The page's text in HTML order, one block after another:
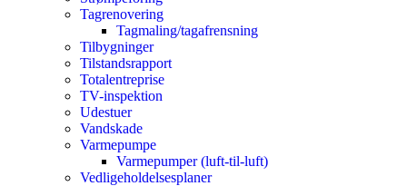
Tagrenovering
Tagmaling/tagafrensning
Tilbygninger
Tilstandsrapport
Totalentreprise
TV-inspektion
Udestuer
Vandskade
Varmepumpe
Varmepumper (luft-til-luft)
Vedligeholdelsesplaner